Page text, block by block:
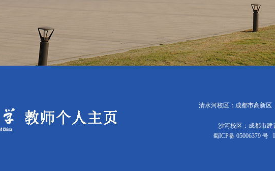
清水河校区：成都市高新
沙河校区：成都市
蜀ICP备 05006379 号